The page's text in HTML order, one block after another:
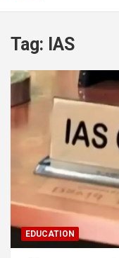
Tag: IAS
EDUCATION